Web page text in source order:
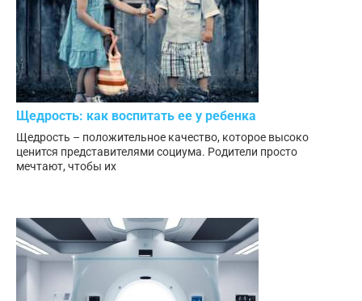
Щедрость: как воспитать ее у ребенка
Щедрость – положительное качество, которое высоко
ценится представителями социума. Родители просто
мечтают, чтобы их